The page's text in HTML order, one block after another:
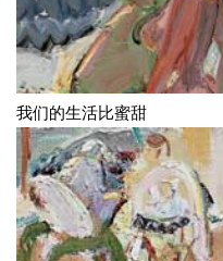
我们的生活比蜜甜